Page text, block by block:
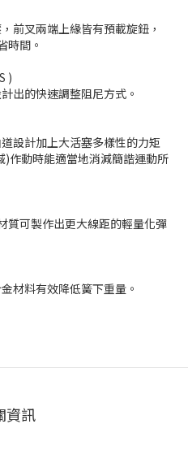
叉兩端上緣皆有預載旋鈕，
時間。
)
的快速調整阻尼方式。
計加上大活塞多樣性的力矩
作動時能適當地消減簡諧運動所
可製作出更大線距的輕量化彈
料有效降低簧下重量。
資訊